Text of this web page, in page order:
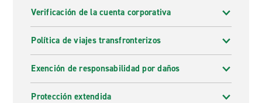
Verificación de la cuenta corporativa
Política de viajes transfronterizos
Exención de responsabilidad por daños
Protección extendida